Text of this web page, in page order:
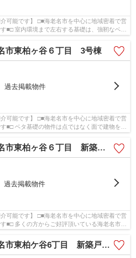
介可能です】 □■海老名市を中心に地域密着で営
■□ 室内環境まで左右する基礎は、強靭なベタ
面道路6m以上ある...
市東柏ヶ谷６丁目 3号棟
過去掲載物件
介可能です】 □■海老名市を中心に地域密着で営
■□ ベタ基礎の物件は点ではなく面で建物を支
地盤調査済みなの...
ヶ谷６丁目 新築戸建 全4棟【仲介手数料無料】
過去掲載物件
介可能です】 □■海老名市を中心に地域密着で営
■□ 多くの方からご好評頂いている海老名市東
柏ケ谷6丁目 新築戸建て 全2棟 【仲介手数料無料】